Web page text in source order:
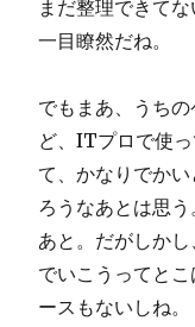
まだ整理できて
一目瞭然だね。
でもまあ、うち
ど、ITプロで使
て、かなりでか
ろうなあとは思
あと。だがしか
でいこうってと
ースもないしね。